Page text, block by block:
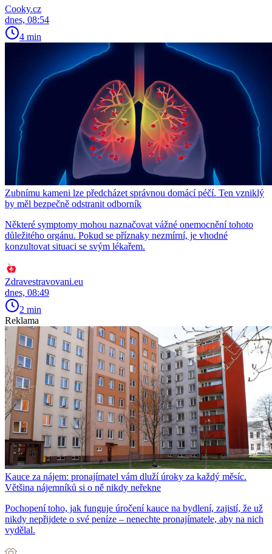
Cooky.cz
dnes, 08:54
4 min
Zubnímu kameni lze předcházet správnou domácí péčí. Ten vzniklý
by měl bezpečně odstranit odborník
Některé symptomy mohou naznačovat vážné onemocnění tohoto
důležitého orgánu. Pokud se příznaky nezmírní, je vhodné
konzultovat situaci se svým lékařem.
Zdravestravovani.eu
dnes, 08:49
2 min
Reklama
Kauce za nájem: pronajímatel vám dluží úroky za každý měsíc.
Většina nájemníků si o ně nikdy neřekne
Pochopení toho, jak funguje úročení kauce na bydlení, zajistí, že už
nikdy nepřijdete o své peníze – nenechte pronajímatele, aby na nich
vydělal.